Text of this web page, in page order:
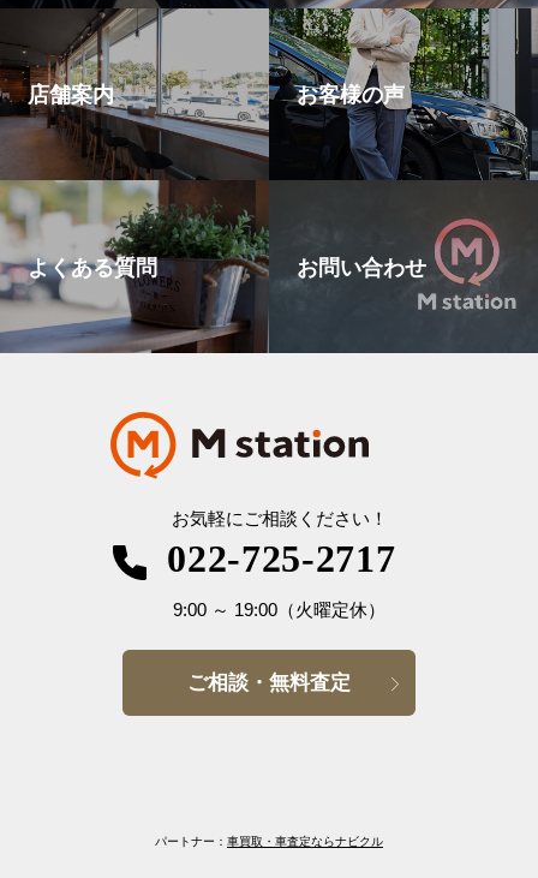
店舗案内 お客様の声
よくある質問 お問い合わせ
お気軽にご相談ください！
022-725-2717
9:00～ 19:00（火曜定休）
ご相談・無料査定
パートナー： 車買取・車査定ならナビクル